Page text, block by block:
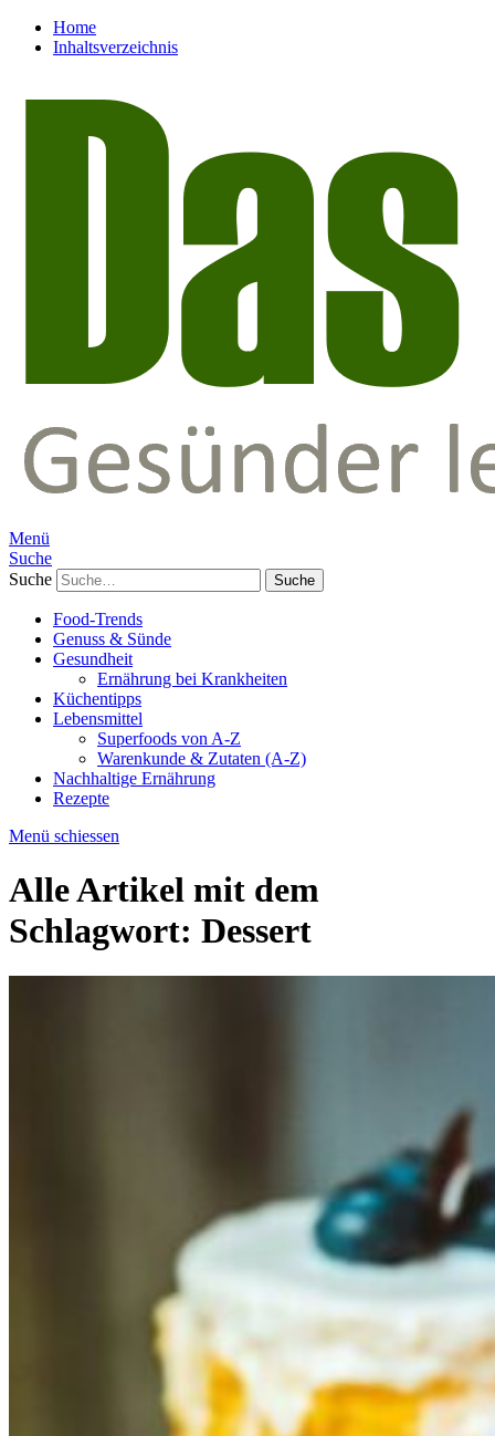
Home
Inhaltsverzeichnis
Menü
Suche
Suche
Food-Trends
Genuss & Sünde
Gesundheit
Ernährung bei Krankheiten
Küchentipps
Lebensmittel
Superfoods von A-Z
Warenkunde & Zutaten (A-Z)
Nachhaltige Ernährung
Rezepte
Menü schiessen
Alle Artikel mit dem
Schlagwort: Dessert